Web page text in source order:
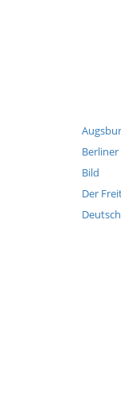
Bild
Der